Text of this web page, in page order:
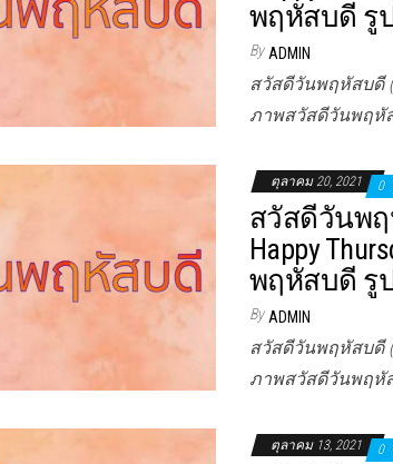
พฤหัสบดี รู
By ADMIN
สวัสดีวันพฤหัสบดี (
ภาพสวัสดีวันพฤหั
ตุลาคม 20, 2021 0
สวัสดีวันพฤ
Happy
พฤหัสบดี รู
By ADMIN
สวัสดีวันพฤหัสบดี (
ภาพสวัสดีวันพฤหั
ตุลาคม 13, 2021 0